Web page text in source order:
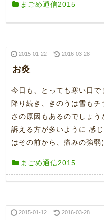
まごめ通信2015
2015-01-22 2016-03-28
お灸
今日も、とっても寒い日で
降り続き、きのうは雪も
さの原因もあるのでしょう
訴える方が多いように 感
はその前から、痛みの強弱
まごめ通信2015
2015-01-12 2016-03-28